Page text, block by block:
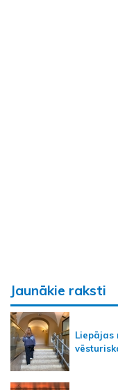
Jaunākie raksti
Liepājas